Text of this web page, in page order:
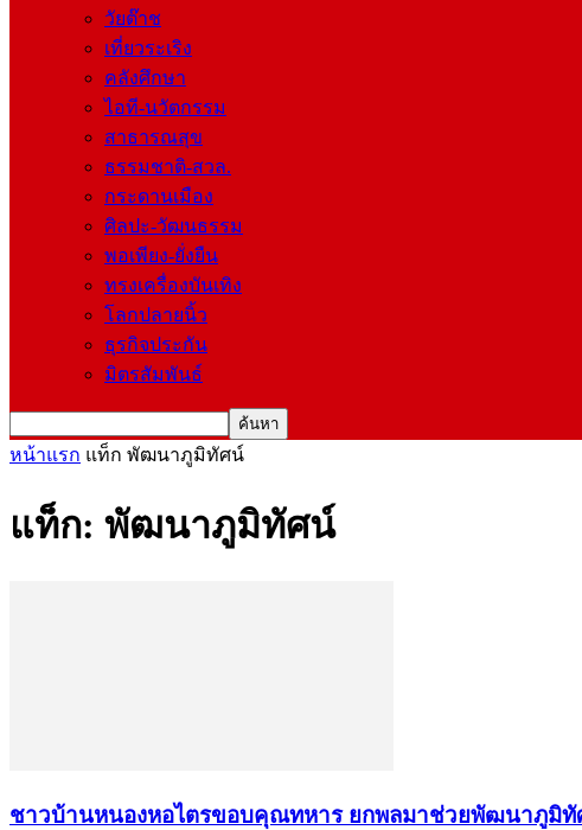
วัยต๊าช
เที่ยวระเริง
คลังศึกษา
ไอที-นวัตกรรม
สาธารณสุข
ธรรมชาติ-สวล.
กระดานเมือง
ศิลปะ-วัฒนธรรม
พอเพียง-ยั่งยืน
ทรงเครื่องบันเทิง
โลกปลายนิ้ว
ธุรกิจประกัน
มิตรสัมพันธ์
หน้าแรก แท็ก พัฒนาภูมิทัศน์
แท็ก: พัฒนาภูมิทัศน์
ชาวบ้านหนองหอไตรขอบคุณทหาร ยกพลมาช่วยพัฒนาภูมิทั